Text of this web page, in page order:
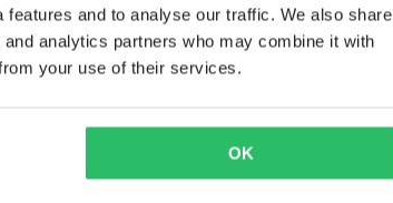
and to analyse our traffic. We also share
analytics partners who may combine it with
your use of their services.
OK